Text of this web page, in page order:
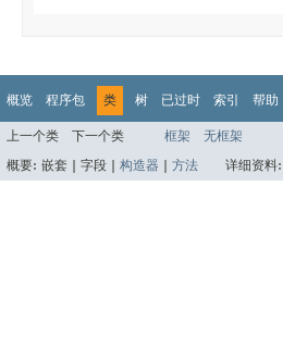
概览 程序包 类 树 已过时 索引 帮助
上一个类 下一个类 框架 无框架
概要: 嵌套 | 字段 | 构造器 方法 详细资料: